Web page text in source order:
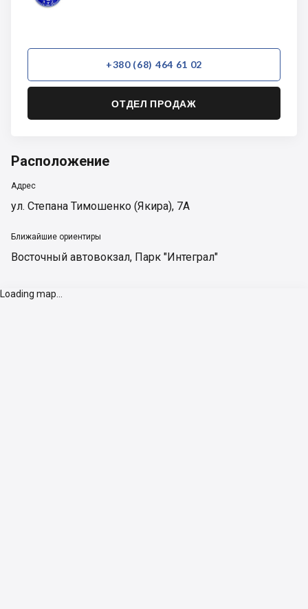
+380 (68) 464 61 02
ОТДЕЛ ПРОДАЖ
Расположение
Адрес
ул. Степана Тимошенко (Якира), 7А
Ближайшие ориентиры
Восточный автовокзал, Парк "Интеграл"
Loading map...